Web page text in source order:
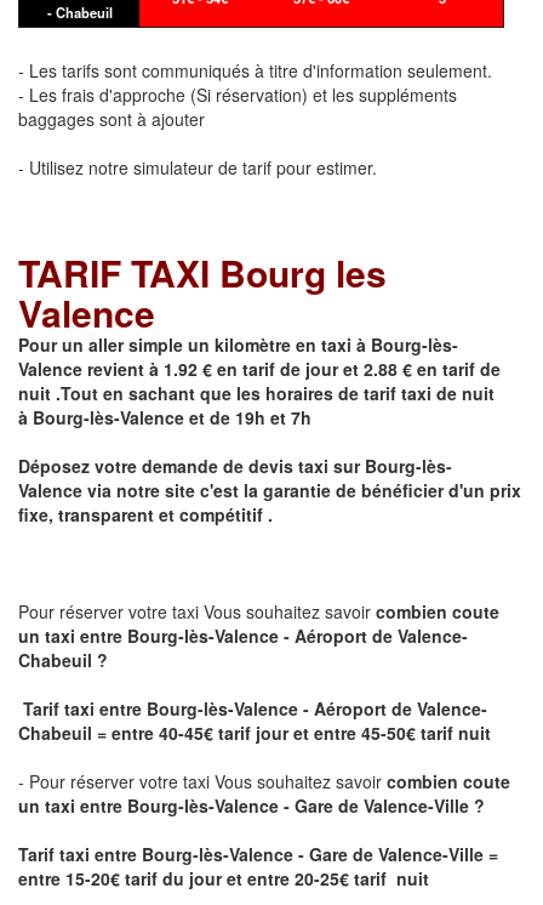
- Chabeuil
- Les tarifs sont communiqués à titre d'information seulement.
- Les frais d'approche (Si réservation) et les suppléments
baggages sont à ajouter
- Utilisez notre simulateur de tarif pour estimer.
TARIF TAXI Bourg les
Valence
Pour un aller simple un kilomètre en taxi à Bourg-lès-
Valence revient à 1.92 € en tarif de jour et 2.88 € en tarif de
nuit .Tout en sachant que les horaires de tarif taxi de nuit
à Bourg-lès-Valence et de 19h et 7h
Déposez votre demande de devis taxi sur Bourg-lès-
Valence via notre site c'est la garantie de bénéficier d'un prix
fixe, transparent et compétitif .
Pour réserver votre taxi Vous souhaitez savoir combien coute
un taxi entre Bourg-lès-Valence - Aéroport de Valence-
Chabeuil ?
Tarif taxi entre Bourg-lès-Valence - Aéroport de Valence-
Chabeuil = entre 40-45€ tarif jour et entre 45-50€ tarif nuit
- Pour réserver votre taxi Vous souhaitez savoir combien coute
un taxi entre Bourg-lès-Valence - Gare de Valence-Ville ?
Tarif taxi entre Bourg-lès-Valence - Gare de Valence-Ville =
entre 15-20€ tarif du jour et entre 20-25€ tarif nuit